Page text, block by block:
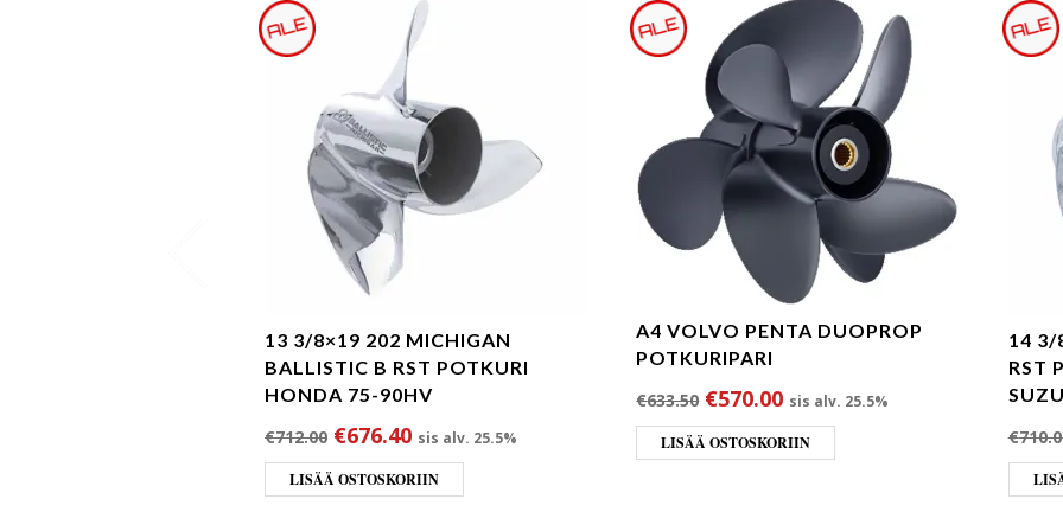
13 3/8×19 202 MICHIGAN
BALLISTIC B RST POTKURI
HONDA 75-90HV
€712.00 Alkuperäinen hinta oli: €712.00.
€676.40Nykyinen hinta on: €676.40.
sis alv. 25.5%
LISÄÄ OSTOSKORIIN
A4 VOLVO PENTA DUOPROP
POTKURIPARI
€633.50 Alkuperäinen hinta oli: €633.50.
€570.00Nykyinen hinta on:
sis alv. 25.5%
LISÄÄ OSTOSKORIIN
14 3/
RST
€